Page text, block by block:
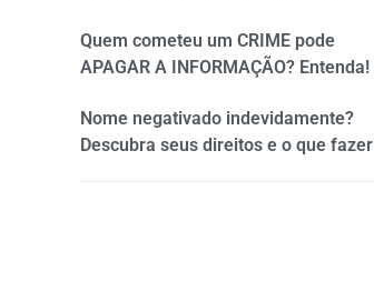
Quem cometeu um CRIME pode
APAGAR A INFORMAÇÃO? Entenda!
Nome negativado indevidamente?
Descubra seus direitos e o que fazer